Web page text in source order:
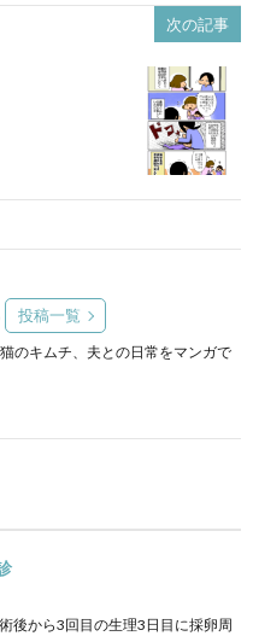
次の記事
投稿一覧
のキムチ、夫との日常をマンガで
後から3回目の生理3日目に採卵周